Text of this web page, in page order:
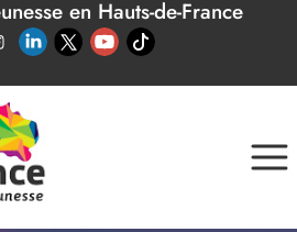
en Hauts-de-France